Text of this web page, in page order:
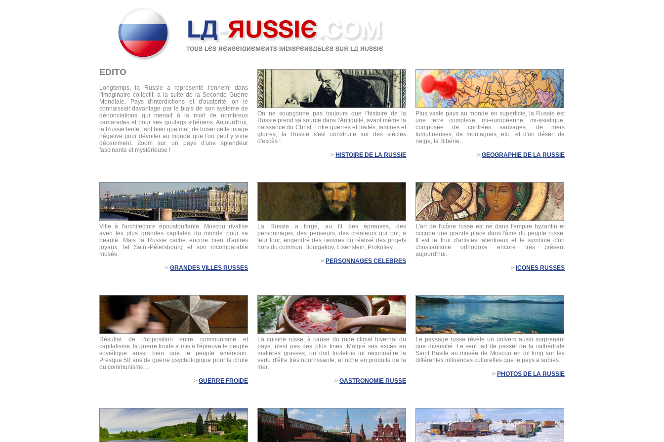
EDITO
Longtemps, la Russie a représenté l'ennemi dans
l'imaginaire collectif, à la suite de la Seconde Guerre
Mondiale. Pays d'interdictions et d'austérité, on le
connaissait davantage par le biais de son système de
dénonciations qui menait à la mort de nombreux
camarades et pour ses goulags sibériens. Aujourd'hui,
la Russie tente, tant bien que mal, de briser cette image
négative pour dévoiler au monde que l'on peut y vivre
décemment. Zoom sur un pays d'une splendeur
fascinante et mystérieuse !
On ne soupçonne pas toujours que l'histoire de la
Russie prend sa source dans l'Antiquité, avant même la
naissance du Christ. Entre guerres et traités, famines et
gloires, la Russie s'est construite sur des siècles
d'excès !
> HISTOIRE DE LA RUSSIE
Plus vaste pays au monde en superficie, la Russie est
une terre complexe, mi-européenne, mi-asiatique,
composée de contrées sauvages, de mers
tumultueuses, de montagnes, etc., et d'un désert de
neige, la Sibérie…
> GEOGRAPHIE DE LA RUSSIE
Ville à l'architecture époustouflante, Moscou rivalise
avec les plus grandes capitales du monde pour sa
beauté. Mais la Russie cache encore bien d'autres
joyaux, tel Saint-Pétersbourg et son incomparable
musée.
> GRANDES VILLES RUSSES
La Russie a forgé, au fil des épreuves, des
personnages, des penseurs, des créateurs qui ont, à
leur tour, engendré des œuvres ou réalisé des projets
hors du commun. Boulgakov, Eisenstein, Prokofiev…
> PERSONNAGES CELEBRES
L'art de l'icône russe est né dans l'empire byzantin et
occupe une grande place dans l'âme du peuple russe.
Il est le fruit d'artistes talentueux et le symbole d'un
christianisme orthodoxe encore très présent
aujourd'hui.
> ICONES RUSSES
Résultat de l'opposition entre communisme et
capitalisme, la guerre froide a mis à l'épreuve le peuple
soviétique aussi bien que le peuple américain.
Presque 50 ans de guerre psychologique pour la chute
du communisme…
> GUERRE FROIDE
La cuisine russe, à cause du rude climat hivernal du
pays, n'est pas des plus fines. Malgré ses excès en
matières grasses, on doit toutefois lui reconnaître la
vertu d'être très nourrissante, et riche en produits de la
mer.
> GASTRONOMIE RUSSE
Le paysage russe révèle un univers aussi surprenant
que diversifié. Le seul fait de passer de la cathédrale
Saint Basile au musée de Moscou en dit long sur les
différentes influences culturelles que le pays a subies.
> PHOTOS DE LA RUSSIE